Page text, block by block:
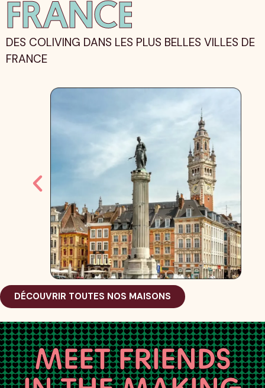
FRANCE
DES COLIVING DANS LES PLUS BELLES VILLES DE
FRANCE
DÉCOUVRIR TOUTES NOS MAISONS
MEET FRIENDS